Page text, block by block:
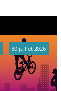
30 juillet 2026